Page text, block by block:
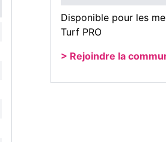
Disponible pour les
Turf PRO
> Rejoindre la